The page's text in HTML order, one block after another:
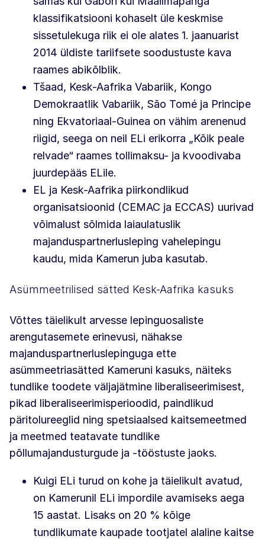
klassifikatsiooni kohaselt üle keskmise
sissetulekuga riik ei ole alates 1. jaanuarist
2014 üldiste tariifsete soodustuste kava
raames abikõlblik.
Tšaad, Kesk-Aafrika Vabariik, Kongo
Demokraatlik Vabariik, São Tomé ja Principe
ning Ekvatoriaal-Guinea on vähim arenenud
riigid, seega on neil ELi erikorra „Kõik peale
relvade“ raames tollimaksu- ja kvoodivaba
juurdepääs ELile.
EL ja Kesk-Aafrika piirkondlikud
organisatsioonid (CEMAC ja ECCAS) uurivad
võimalust sõlmida laiaulatuslik
majanduspartnerlusleping vahelepingu
kaudu, mida Kamerun juba kasutab.
Asümmeetrilised sätted Kesk-Aafrika kasuks
Võttes täielikult arvesse lepinguosaliste
arengutasemete erinevusi, nähakse
majanduspartnerluslepinguga ette
asümmeetriasätted Kameruni kasuks, näiteks
tundlike toodete väljajätmine liberaliseerimisest,
pikad liberaliseerimisperioodid, paindlikud
päritolureeglid ning spetsiaalsed kaitsemeetmed
ja meetmed teatavate tundlike
põllumajandusturgude ja -tööstuste jaoks.
Kuigi ELi turud on kohe ja täielikult avatud,
on Kamerunil ELi impordile avamiseks aega
15 aastat. Lisaks on 20 % kõige
tundlikumate kaupade tootjatel alaline kaitse